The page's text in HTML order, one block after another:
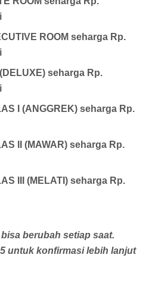
ROOM seharga Rp.
seharga Rp.
I (ANGGREK) seharga Rp.
II (MAWAR) seharga Rp.
III (MELATI) seharga Rp.
berubah setiap saat.
untuk konfirmasi lebih lanjut